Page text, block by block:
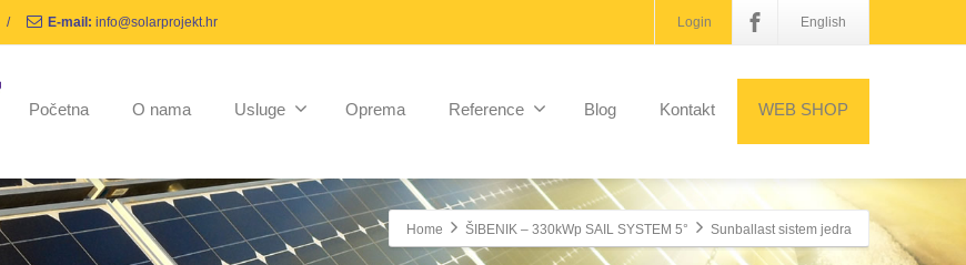
/ E-mail: info@solarprojekt.hr Login English
Početna O nama Usluge Oprema Reference Blog Kontakt WEB SHOP
Home ŠIBENIK – 330kWp SAIL SYSTEM 5° Sunballast sistem jedra